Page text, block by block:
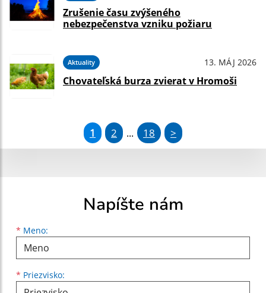
Zrušenie času zvýšeného
nebezpečenstva vzniku požiaru
Aktuality 13. MÁJ 2026
Chovateľská burza zvierat v Hromoši
1 2 ... 18 >
Napíšte nám
* Meno:
Meno
* Priezvisko:
Priezvisko
E-mailová adresa